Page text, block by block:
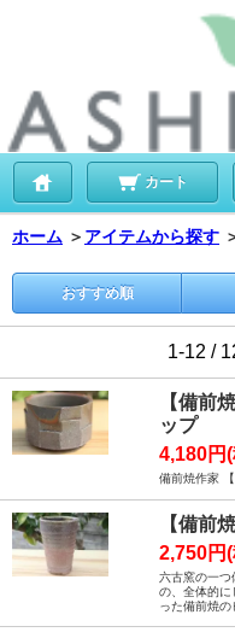
カート
ホーム ＞ アイテムから探す
おすすめ順
1-12 /
【備前
ップ
4,180円
備前焼作家
【備前
2,750円
六古窯の一つ
の、全体的に
った備前焼の